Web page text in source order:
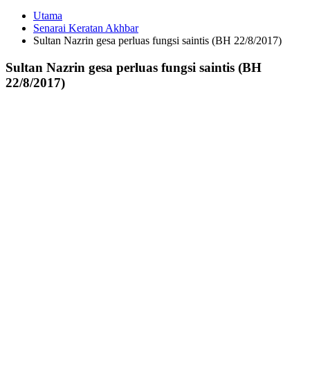
Utama
Senarai Keratan Akhbar
Sultan Nazrin gesa perluas fungsi saintis (BH 22/8/2017)
Sultan Nazrin gesa perluas fungsi saintis (BH
22/8/2017)